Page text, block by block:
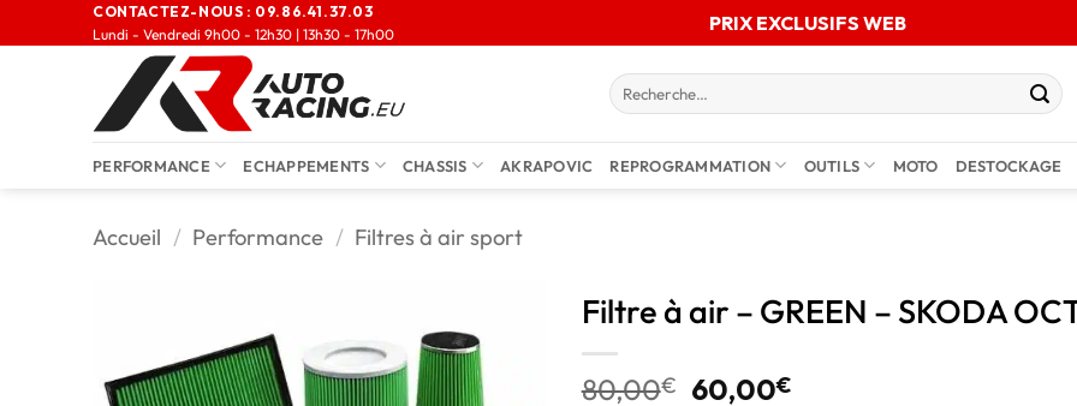
CONTACTEZ-NOUS : 09.86.41.37.03
Lundi - Vendredi 9h00 - 12h30 | 13h30 - 17h00
PRIX EXCLUSIFS WEB
PERFORMANCE ECHAPPEMENTS CHASSIS AKRAPOVIC REPROGRAMMATION OUTILS MOTO DESTOCKAGE
Accueil / Performance / Filtres à air sport
Filtre à air – GREEN – SKODA
80,00€ 60,00€